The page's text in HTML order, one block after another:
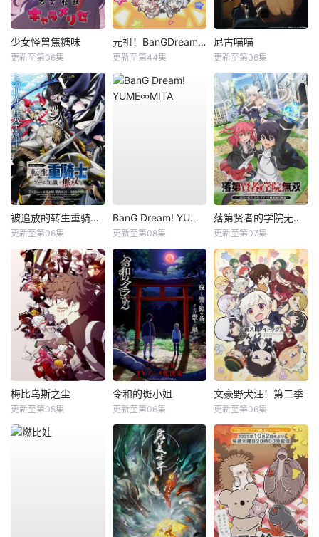
少女怪兽焦糖味
更新至第06集
元祖！BanGDream酱
更新至第44集
尼古喵喵
更新至第06集
被追放的转生重骑士用游戏知识开无双
更新至第06集
BanG Dream! YUME∞MITA
更新至第08集
落第贤者的学院无双第二回转生，S等级作弊魔术师冒险记
更新至第07集
梅比乌斯之尘
更新至第05集
令和的斑小姐
更新至第06集
文豪野犬汪！第二季
更新至第06集